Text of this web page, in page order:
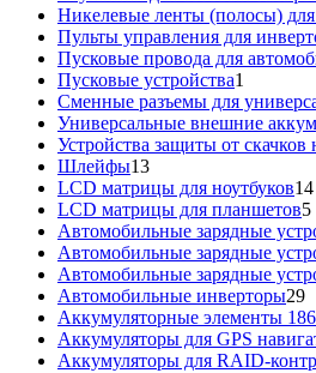
Никелевые ленты (полосы)
Пульты управления для
Пусковые провода для
Пусковые устройства1
товар
Сменные разъемы для
Универсальные внешние
Устройства защиты от скачков
Шлейфы1313
товаров
LCD матрицы для ноутбуков14
LCD матрицы для планшетов55
Автомобильные зарядные
Автомобильные зарядные
Автомобильные зарядные
Автомобильные инверторы2929
Аккумуляторные элементы
Аккумуляторы для GPS
Аккумуляторы для RAID-